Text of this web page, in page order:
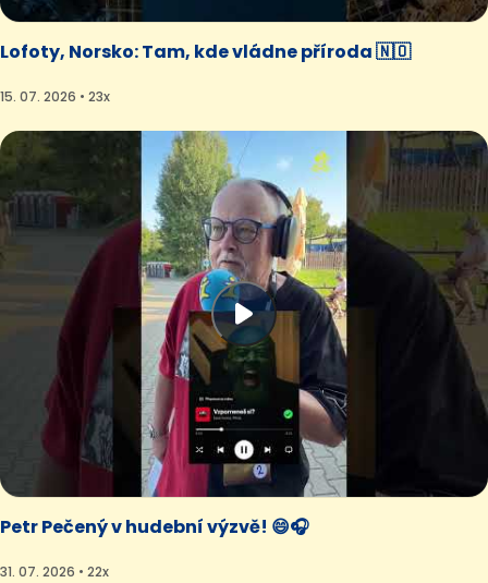
Lofoty, Norsko: Tam, kde vládne příroda 🇳🇴
15. 07. 2026 • 23x
Petr Pečený v hudební výzvě! 😄🎧
31. 07. 2026 • 22x